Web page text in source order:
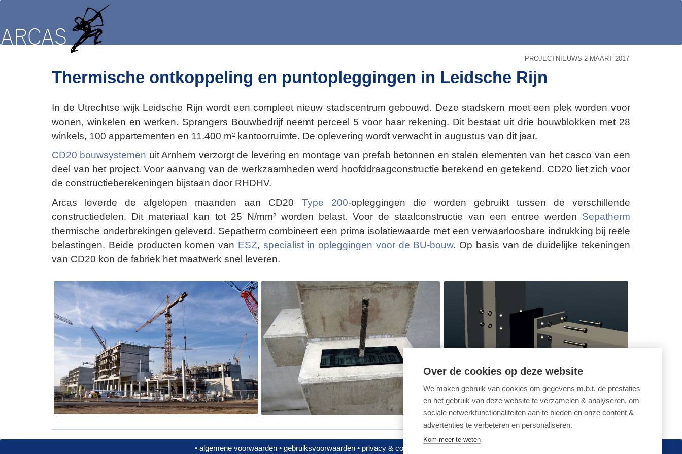
PROJECTNIEUWS 2 MAART 2017
Thermische ontkoppeling en puntopleggingen in Leidsche Rijn
In de Utrechtse wijk Leidsche Rijn wordt een compleet nieuw stadscentrum gebouwd. Deze stadskern moet een plek worden voor
wonen, winkelen en werken. Sprangers Bouwbedrijf neemt perceel 5 voor haar rekening. Dit bestaat uit drie bouwblokken met 28
winkels, 100 appartementen en 11.400 m² kantoorruimte. De oplevering wordt verwacht in augustus van dit jaar.
CD20 bouwsystemen uit Arnhem verzorgt de levering en montage van prefab betonnen en stalen elementen van het casco van een
deel van het project. Voor aanvang van de werkzaamheden werd hoofddraagconstructie berekend en getekend. CD20 liet zich voor
de constructieberekeningen bijstaan door RHDHV.
Arcas leverde de afgelopen maanden aan CD20 Type 200-opleggingen die worden gebruikt tussen de verschillende
constructiedelen. Dit materiaal kan tot 25 N/mm² worden belast. Voor de staalconstructie van een entree werden Sepatherm
thermische onderbrekingen geleverd. Sepatherm combineert een prima isolatiewaarde met een verwaarloosbare indrukking bij reële
belastingen. Beide producten komen van ESZ, specialist in opleggingen voor de BU-bouw. Op basis van de duidelijke tekeningen
van CD20 kon de fabriek het maatwerk snel leveren.
• algemene voorwaarden • gebruiksvoorwaarden • privacy & cookies
Over de cookies op deze website
We maken gebruik van cookies om gegevens m.b.t. de prestaties
en het gebruik van deze website te verzamelen & analyseren, om
sociale netwerkfunctionaliteiten aan te bieden en onze content &
advertenties te verbeteren en personaliseren.
Kom meer te weten